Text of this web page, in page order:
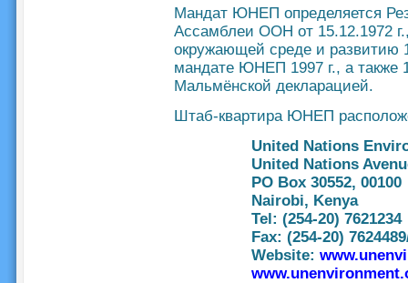
Мандат ЮНЕП определяется
Ассамблеи ООН от 15.12.1972
окружающей среде и развитию
мандате ЮНЕП 1997 г., а также
Мальмёнской декларацией.
Штаб-квартира ЮНЕП
United Nations
United Nations
PO Box 30552, 00100
Nairobi, Kenya
Tel: (254-20) 7621234
Fax: (254-20)
Website: